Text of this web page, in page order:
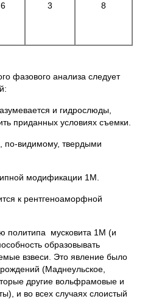
6 3
8
фазового анализа следует
и гидрослюды,
приданных условиях съемки.
по-видимому, твердыми
модификации 1М.
к рентгеноаморфной
политипа мусковита 1М (и
образовывать
взвеси. Это явление было
(Маднеульское,
другие вольфрамовые и
и во всех случаях слоистый